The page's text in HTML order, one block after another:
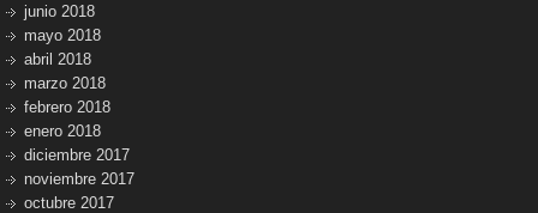
junio 2018
mayo 2018
abril 2018
marzo 2018
febrero 2018
enero 2018
diciembre 2017
noviembre 2017
octubre 2017